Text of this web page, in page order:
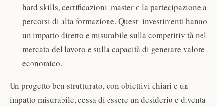
hard skills, certificazioni, master o la partecipazione a
percorsi di alta formazione. Questi investimenti hanno
un impatto diretto e misurabile sulla competitività nel
mercato del lavoro e sulla capacità di generare valore
economico.
Un progetto ben strutturato, con obiettivi chiari e un
impatto misurabile, cessa di essere un desiderio e diventa